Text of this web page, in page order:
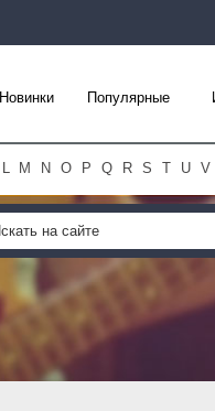
Новинки Популярные
L M N O P Q R S T U V